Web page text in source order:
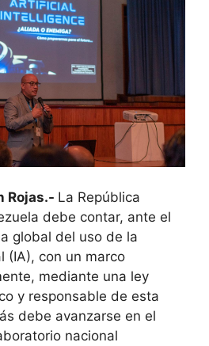
Rojas.- La República
debe contar, ante el
global del uso de la
(IA), con un marco
mediante una ley
y responsable de esta
debe avanzarse en el
nacional